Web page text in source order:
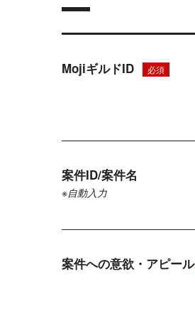
MojiギルドID 必須
案件ID/案件名
※自動入力
案件への意欲・アピール